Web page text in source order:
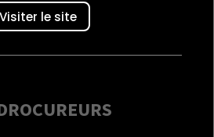
Visiter le site